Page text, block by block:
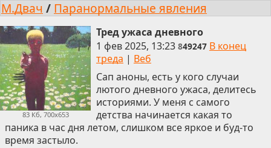
М.Двач / Паранормальные явления
83 Кб, 700x653
Тред ужаса дневного
1 фев 2025, 13:23 849247 В конец
треда | Веб
Сап аноны, есть у кого случаи
лютого дневного ужаса, делитесь
историями. У меня с самого
детства начинается какая то
паника в час дня летом, слишком все яркое и буд-то
время застыло.